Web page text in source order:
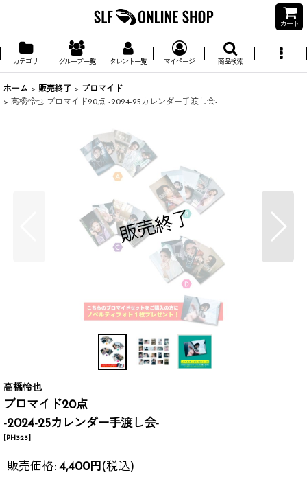
カート
カテゴリ グループ一覧 タレント一覧 マイページ 商品検索
ホーム > 販売終了 > ブロマイド
> 高橋怜也 ブロマイド20点 -2024-25カレンダー手渡し会-
高橋怜也
ブロマイド20点
-2024-25カレンダー手渡し会-
[PH323]
販売価格: 4,400円 (税込)